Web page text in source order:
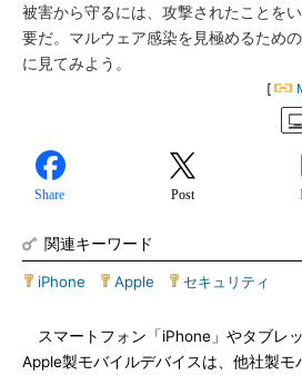
被害から守るには、攻撃されたことを
要だ。マルウェア感染を見極めるため
に見てみよう。
[
Share Post
関連キーワード
iPhone Apple セキュリティ
スマートフォン「iPhone」やタブレ
Apple製モバイルデバイスは、他社製モ